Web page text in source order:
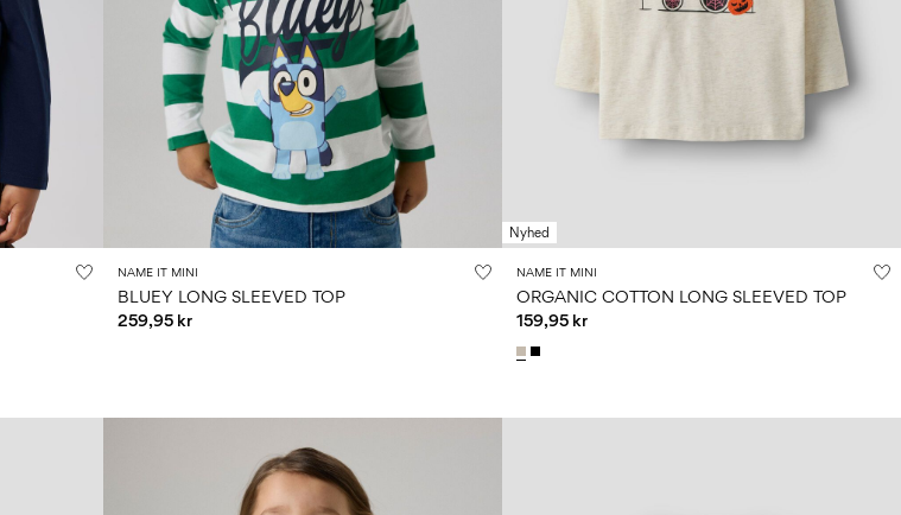
NAME IT MINI
BLUEY LONG SLEEVED TOP
259,95 kr
Nyhed
NAME IT MINI
ORGANIC COTTON LONG SLEEVED TOP
159,95 kr